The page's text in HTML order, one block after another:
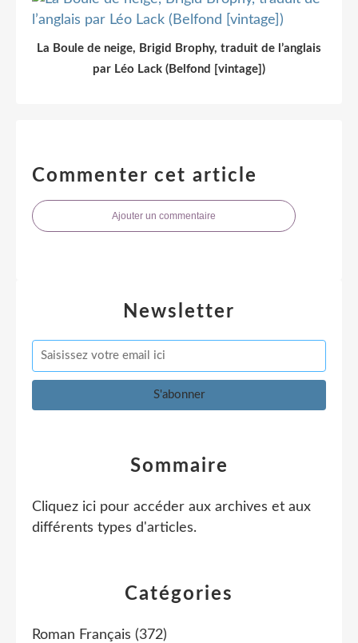
La Boule de neige, Brigid Brophy, traduit de l’anglais
par Léo Lack (Belfond [vintage])
Commenter cet article
Ajouter un commentaire
Newsletter
Catégories
Roman Français (372)
Sommaire
Cliquez ici pour accéder aux archives et aux
différents types d'articles.